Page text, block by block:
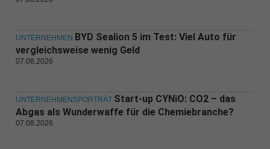
UNTERNEHMEN BYD Sealion 5 im Test: Viel Auto für
vergleichsweise wenig Geld
07.08.2026
UNTERNEHMENSPORTRÄT Start-up CYNiO: CO2 – das
Abgas als Wunderwaffe für die Chemiebranche?
07.08.2026